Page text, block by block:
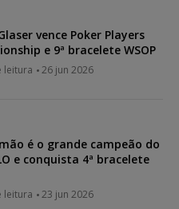
vence Poker Players
e 9ª bracelete WSOP
leitura 26 jun 2026
é o grande campeão do
e conquista 4ª bracelete
leitura 23 jun 2026